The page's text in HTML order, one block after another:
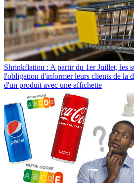
Shrinkflation : A partir du 1er Juillet, les
l'obligation d'informer leurs clients de la
d'un produit avec une affichette